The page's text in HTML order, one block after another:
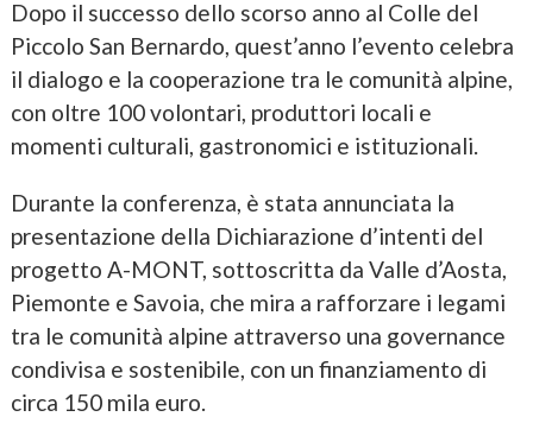
Dopo il successo dello scorso anno al Colle del
Piccolo San Bernardo, quest’anno l’evento celebra
il dialogo e la cooperazione tra le comunità alpine,
con oltre 100 volontari, produttori locali e
momenti culturali, gastronomici e istituzionali.
Durante la conferenza, è stata annunciata la
presentazione della Dichiarazione d’intenti del
progetto A-MONT, sottoscritta da Valle d’Aosta,
Piemonte e Savoia, che mira a rafforzare i legami
tra le comunità alpine attraverso una governance
condivisa e sostenibile, con un finanziamento di
circa 150 mila euro.